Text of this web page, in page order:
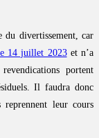
du divertissement, car
14 juillet 2023et n’a
portent
Il faudra donc
reprennent leur cours